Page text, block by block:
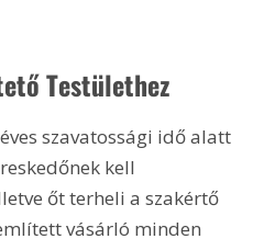
Testülethez
szavatossági idő alatt
kell
őt terheli a szakértő
vásárló minden